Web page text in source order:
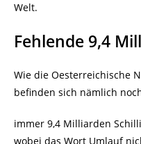
Welt.
Fehlende 9,4
Wie die Oesterreichische
befinden sich nämlich
immer 9,4 Milliarden
wobei das Wort Umlauf